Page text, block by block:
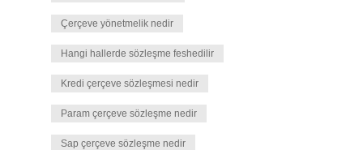
Çerçeve yönetmelik nedir
Hangi hallerde sözleşme feshedilir
Kredi çerçeve sözleşmesi nedir
Param çerçeve sözleşme nedir
Sap çerçeve sözleşme nedir